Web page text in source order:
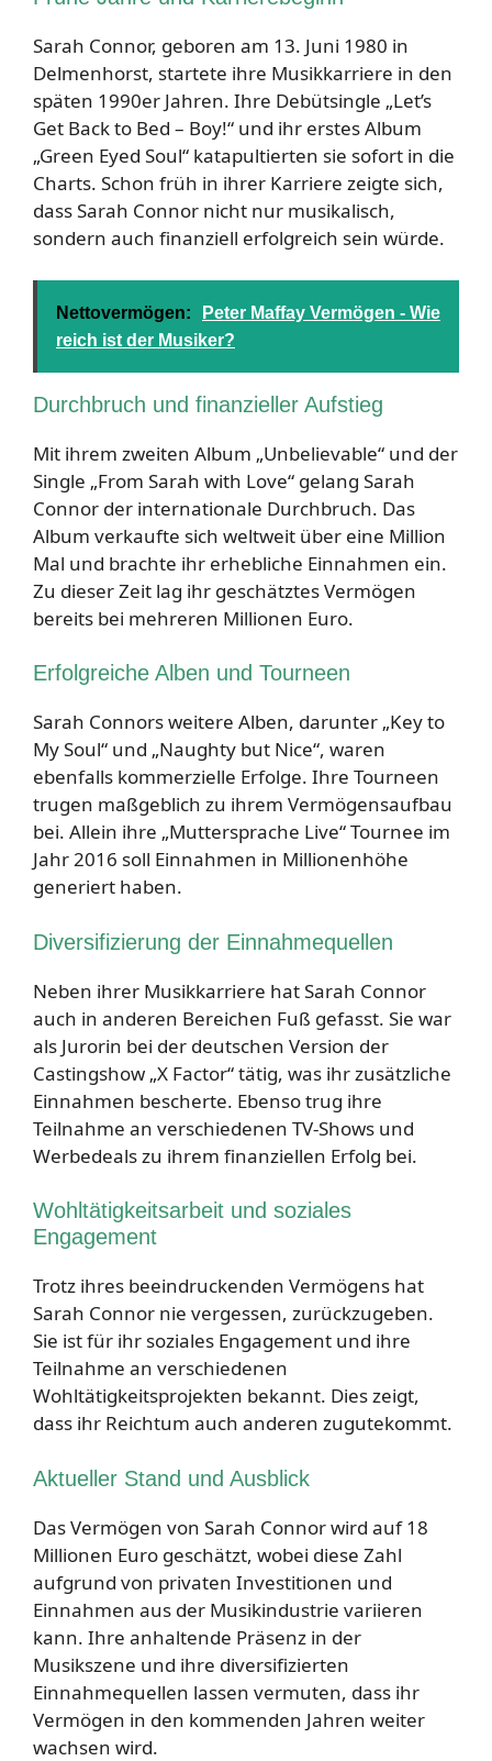
Sarah Connor, geboren am 13. Juni 1980 in
Delmenhorst, startete ihre Musikkarriere in den
späten 1990er Jahren. Ihre Debütsingle „Let’s
Get Back to Bed – Boy!“ und ihr erstes Album
„Green Eyed Soul“ katapultierten sie sofort in die
Charts. Schon früh in ihrer Karriere zeigte sich,
dass Sarah Connor nicht nur musikalisch,
sondern auch finanziell erfolgreich sein würde.
Nettovermögen:
Peter Maffay Vermögen - Wie
reich ist der Musiker?
Durchbruch und finanzieller Aufstieg
Mit ihrem zweiten Album „Unbelievable“ und der
Single „From Sarah with Love“ gelang Sarah
Connor der internationale Durchbruch. Das
Album verkaufte sich weltweit über eine Million
Mal und brachte ihr erhebliche Einnahmen ein.
Zu dieser Zeit lag ihr geschätztes Vermögen
bereits bei mehreren Millionen Euro.
Erfolgreiche Alben und Tourneen
Sarah Connors weitere Alben, darunter „Key to
My Soul“ und „Naughty but Nice“, waren
ebenfalls kommerzielle Erfolge. Ihre Tourneen
trugen maßgeblich zu ihrem Vermögensaufbau
bei. Allein ihre „Muttersprache Live“ Tournee im
Jahr 2016 soll Einnahmen in Millionenhöhe
generiert haben.
Diversifizierung der Einnahmequellen
Neben ihrer Musikkarriere hat Sarah Connor
auch in anderen Bereichen Fuß gefasst. Sie war
als Jurorin bei der deutschen Version der
Castingshow „X Factor“ tätig, was ihr zusätzliche
Einnahmen bescherte. Ebenso trug ihre
Teilnahme an verschiedenen TV-Shows und
Werbedeals zu ihrem finanziellen Erfolg bei.
Wohltätigkeitsarbeit und soziales
Engagement
Trotz ihres beeindruckenden Vermögens hat
Sarah Connor nie vergessen, zurückzugeben.
Sie ist für ihr soziales Engagement und ihre
Teilnahme an verschiedenen
Wohltätigkeitsprojekten bekannt. Dies zeigt,
dass ihr Reichtum auch anderen zugutekommt.
Aktueller Stand und Ausblick
Das Vermögen von Sarah Connor wird auf 18
Millionen Euro geschätzt, wobei diese Zahl
aufgrund von privaten Investitionen und
Einnahmen aus der Musikindustrie variieren
kann. Ihre anhaltende Präsenz in der
Musikszene und ihre diversifizierten
Einnahmequellen lassen vermuten, dass ihr
Vermögen in den kommenden Jahren weiter
wachsen wird.